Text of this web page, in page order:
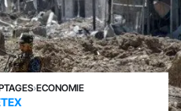
›ECONOMIE